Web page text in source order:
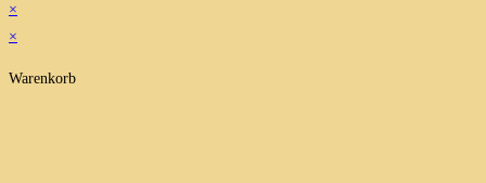
×
×
Warenkorb